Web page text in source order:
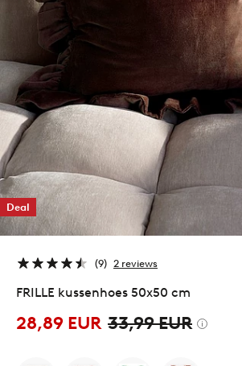
Deal
9 2 reviews
FRILLE kussenhoes 50x50 cm
28,89 EUR 33,99 EUR